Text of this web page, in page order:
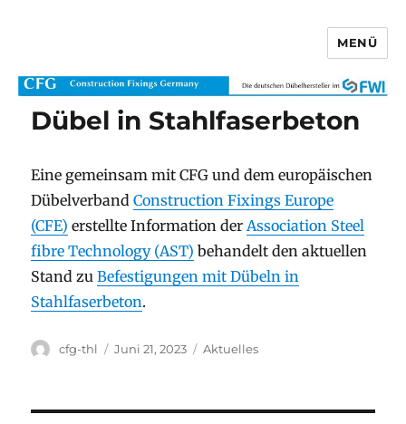
CFG Construction Fixings Germany
MENÜ
Dübel in Stahlfaserbeton
Eine gemeinsam mit CFG und dem europäischen
DübelverbandConstruction Fixings Europe
(CFE) erstellte Information derAssociation Steel
fibre Technology (AST) behandelt den aktuellen
Stand zuBefestigungen mit Dübeln in
Stahlfaserbeton.
Autor
cfg-thl
Veröffentlicht
Juni 21, 2023 Kategorien
Aktuelles